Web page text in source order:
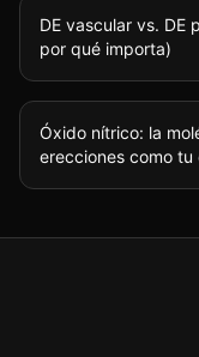
DE vascular vs. DE
por qué importa)
Óxido nítrico: la
erecciones como tu